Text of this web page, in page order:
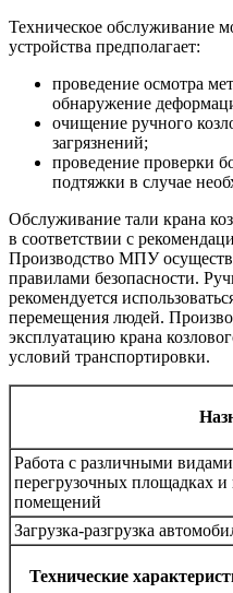
Техническое обслуживание
устройства предполагает:
проведение осмотра
обнаружение
очищение ручного
загрязнений;
проведение проверки
подтяжки в случае
Обслуживание тали крана
в соответствии с
Производство МПУ
правилами безопасности.
рекомендуется
перемещения людей.
эксплуатацию крана
условий транспортировки.
Работа с различными
перегрузочных площадках
помещений
Загрузка-разгрузка
Технические